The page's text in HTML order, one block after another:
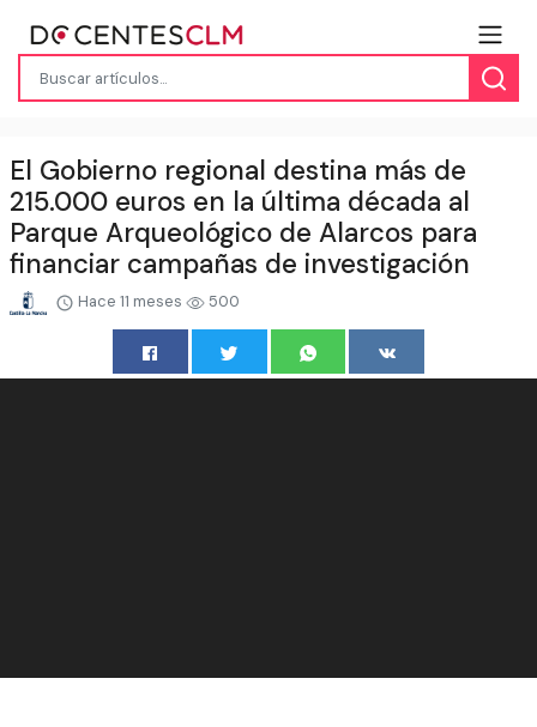
El Gobierno regional destina más de
215.000 euros en la última década al
Parque Arqueológico de Alarcos para
financiar campañas de investigación
Hace 11 meses 500